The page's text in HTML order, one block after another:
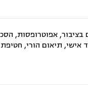
אפוטרופסות,
תיאום הורי,